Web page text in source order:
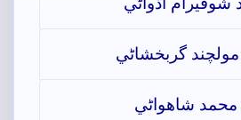
مولچند گربخشاڻي
محمد شاھواڻي